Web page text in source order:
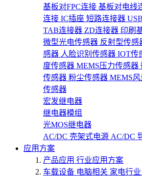
基板对FPC连接 基板对电线
连接 IC插座 短路连接器
TAB连接器 ZD连接器 印刷
微型光电传感器 反射型传感
感器 人脸识别传感器 IOT传
度传感器 MEMS压力传感器
传感器 粉尘传感器 MEMS
传感器
宏发继电器
继电器模组
光MOS继电器
AC/DC 壳架式电源 AC/DC
应用方案
产品应用 行业应用方案
车载设备 电脑相关 家电行业